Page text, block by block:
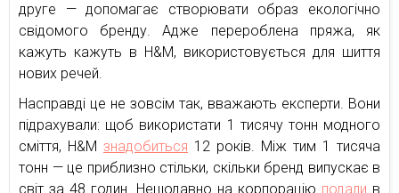
друге — допомагає створювати образ екологічно
свідомого бренду. Адже перероблена пряжа, як
кажуть кажуть в H&M, використовується для шиття
нових речей.
Насправді це не зовсім так, вважають експерти. Вони
підрахували: щоб використати 1 тисячу тонн модного
сміття, H&M знадобиться 12 років. Між тим 1 тисяча
тонн — це приблизно стільки, скільки бренд випускає в
світ за 48 годин. Нещодавно на корпорацію подали в